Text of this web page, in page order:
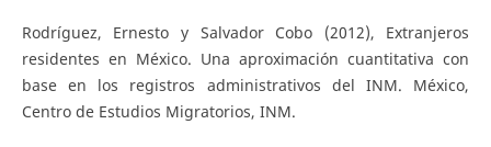
Rodríguez, Ernesto y Salvador Cobo (2012), Extranjeros
residentes en México. Una aproximación cuantitativa con
base en los registros administrativos del INM. México,
Centro de Estudios Migratorios, INM.